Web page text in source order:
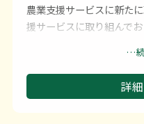
農業支援サービスに新た
援サービスに取り組んで
標の達成に必要なニーズ
等のほか、スマート農業
応募申請に当たり、事前
…
詳